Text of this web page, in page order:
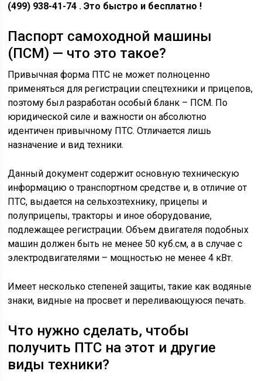
(499) 938-41-74 . Это быстро и бесплатно !
Паспорт самоходной машины
(ПСМ) — что это такое?
Привычная форма ПТС не может полноценно
применяться для регистрации спецтехники и прицепов,
поэтому был разработан особый бланк – ПСМ. По
юридической силе и важности он абсолютно
идентичен привычному ПТС. Отличается лишь
назначение и вид техники.
Данный документ содержит основную техническую
информацию о транспортном средстве и, в отличие от
ПТС, выдается на сельхозтехнику, прицепы и
полуприцепы, тракторы и иное оборудование,
подлежащее регистрации. Объем двигателя подобных
машин должен быть не менее 50 куб.см, а в случае с
электродвигателями – мощностью не менее 4 кВт.
Имеет несколько степеней защиты, такие как водяные
знаки, видные на просвет и переливающуюся печать.
Что нужно сделать, чтобы
получить ПТС на этот и другие
виды техники?